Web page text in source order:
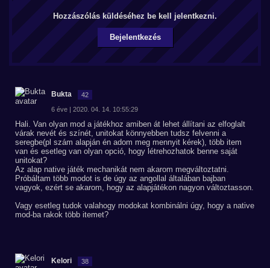
Hozzászólás küldéséhez be kell jelentkezni.
Bejelentkezés
Bukta 42
6 éve | 2020. 04. 14. 10:55:29
Hali. Van olyan mod a játékhoz amiben át lehet állítani az elfoglalt
várak nevét és színét, unitokat könnyebben tudsz felvenni a
seregbe(pl szám alapján én adom meg mennyit kérek), több item
van és esetleg van olyan opció, hogy létrehozhatok benne saját
unitokat?
Az alap native játék mechanikát nem akarom megváltoztatni.
Próbáltam több modot is de úgy az angollal általában bajban
vagyok, ezért se akarom, hogy az alapjátékon nagyon változtasson.
Vagy esetleg tudok valahogy modokat kombinálni úgy, hogy a native
mod-ba rakok több itemet?
Kelori 38